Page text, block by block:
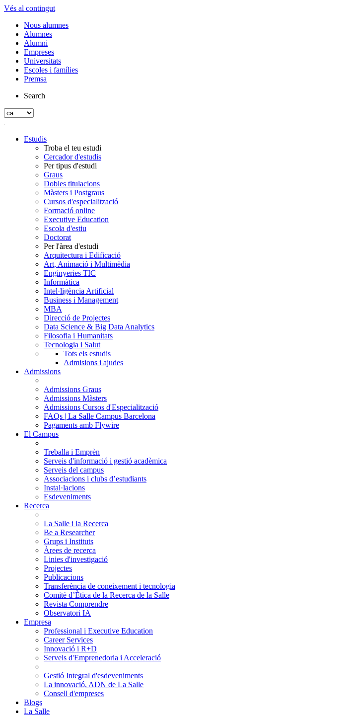
Vés al contingut
Nous alumnes
Alumnes
Alumni
Empreses
Universitats
Escoles i famílies
Premsa
Search
Estudis
Troba el teu estudi
Cercador d'estudis
Per tipus d'estudi
Graus
Dobles titulacions
Màsters i Postgraus
Cursos d'especialització
Formació online
Executive Education
Escola d'estiu
Doctorat
Per l'àrea d'estudi
Arquitectura i Edificació
Art, Animació i Multimèdia
Enginyeries TIC
Informàtica
Intel·ligència Artificial
Business i Management
MBA
Direcció de Projectes
Data Science & Big Data Analytics
Filosofia i Humanitats
Tecnologia i Salut
Tots els estudis
Admisions i ajudes
Admissions
Admissions Graus
Admissions Màsters
Admissions Cursos d'Especialització
FAQs | La Salle Campus Barcelona
Pagaments amb Flywire
El Campus
Treballa i Emprèn
Serveis d'informació i gestió acadèmica
Serveis del campus
Associacions i clubs d’estudiants
Instal·lacions
Esdeveniments
Recerca
La Salle i la Recerca
Be a Researcher
Grups i Instituts
Àrees de recerca
Linies d'investigació
Projectes
Publicacions
Transferència de coneixement i tecnologia
Comitè d’Ètica de la Recerca de la Salle
Revista Comprendre
Observatori IA
Empresa
Professional i Executive Education
Career Services
Innovació i R+D
Serveis d'Emprenedoria i Acceleració
Gestió Integral d'esdeveniments
La innovació, ADN de La Salle
Consell d'empreses
Blogs
La Salle